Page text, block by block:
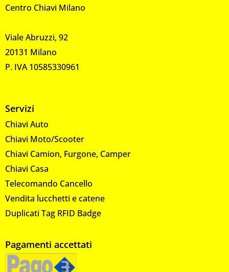
Centro Chiavi Milano
Viale Abruzzi, 92
20131 Milano
P. IVA 10585330961
Servizi
Chiavi Auto
Chiavi Moto/Scooter
Chiavi Camion, Furgone, Camper
Chiavi Casa
Telecomando Cancello
Vendita lucchetti e catene
Duplicati Tag RFID Badge
Pagamenti accettati